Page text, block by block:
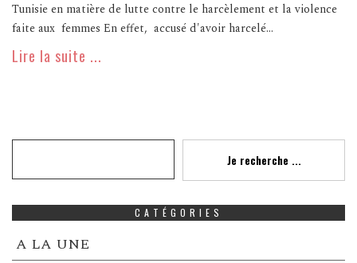
Tunisie en matière de lutte contre le harcèlement et la violence
faite aux femmes En effet, accusé d'avoir harcelé...
Lire la suite ...
Je recherche ...
CATÉGORIES
A LA UNE